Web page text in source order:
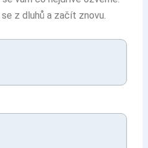
z dluhů a začít znovu.